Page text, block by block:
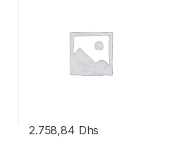
2.758,84 Dhs